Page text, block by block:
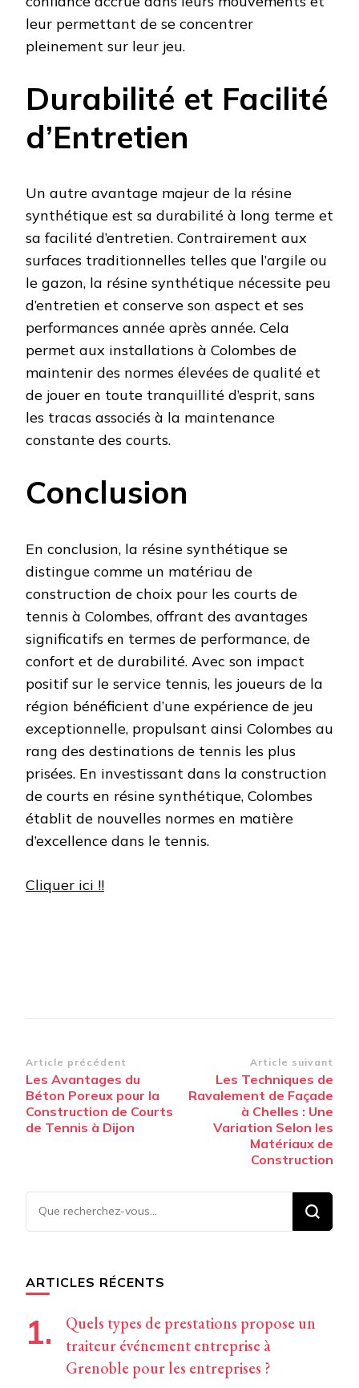
leur permettant de se concentrer
pleinement sur leur jeu.
Durabilité et Facilité
d’Entretien
Un autre avantage majeur de la résine
synthétique est sa durabilité à long terme et
sa facilité d’entretien. Contrairement aux
surfaces traditionnelles telles que l’argile ou
le gazon, la résine synthétique nécessite peu
d’entretien et conserve son aspect et ses
performances année après année. Cela
permet aux installations à Colombes de
maintenir des normes élevées de qualité et
de jouer en toute tranquillité d’esprit, sans
les tracas associés à la maintenance
constante des courts.
Conclusion
En conclusion, la résine synthétique se
distingue comme un matériau de
construction de choix pour les courts de
tennis à Colombes, offrant des avantages
significatifs en termes de performance, de
confort et de durabilité. Avec son impact
positif sur le service tennis, les joueurs de la
région bénéficient d’une expérience de jeu
exceptionnelle, propulsant ainsi Colombes au
rang des destinations de tennis les plus
prisées. En investissant dans la construction
de courts en résine synthétique, Colombes
établit de nouvelles normes en matière
d’excellence dans le tennis.
Cliquer ici !!
Navigation
d’article
Article précédent
Les Avantages du
Béton Poreux pour la
Construction de Courts
de Tennis à Dijon
Article suivant
Les Techniques de
Ravalement de Façade
à Chelles : Une
Variation Selon les
Matériaux de
Construction
Vous
recherchiez
ARTICLES RÉCENTS
Quels types de prestations propose un
traiteur événement entreprise à
Grenoble pour les entreprises ?